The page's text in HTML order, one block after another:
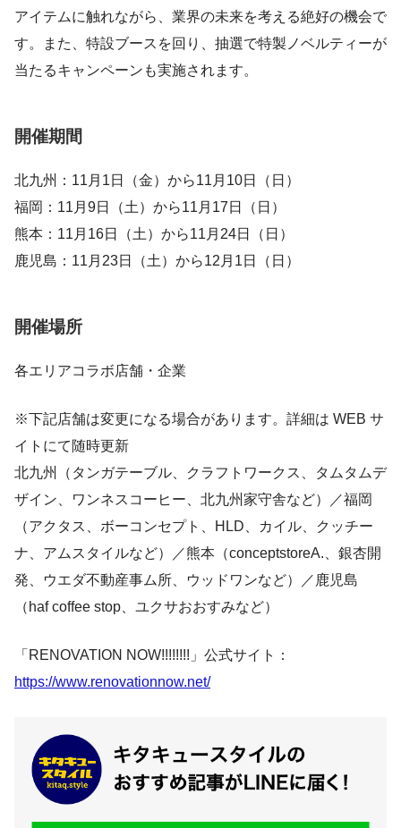
アイテムに触れながら、業界の未来を考える絶好の機会で
す。また、特設ブースを回り、抽選で特製ノベルティーが
当たるキャンペーンも実施されます。
開催期間
北九州：11月1日（金）から11月10日（日）
福岡：11月9日（土）から11月17日（日）
熊本：11月16日（土）から11月24日（日）
鹿児島：11月23日（土）から12月1日（日）
開催場所
各エリアコラボ店舗・企業
※下記店舗は変更になる場合があります。詳細は WEB サ
イトにて随時更新
北九州（タンガテーブル、クラフトワークス、タムタムデ
ザイン、ワンネスコーヒー、北九州家守舎など）／福岡
（アクタス、ボーコンセプト、HLD、カイル、クッチー
ナ、アムスタイルなど）／熊本（conceptstoreA.、銀杏開
発、ウエダ不動産事ム所、ウッドワンなど）／鹿児島
（haf coffee stop、ユクサおおすみなど）
「RENOVATION NOW!!!!!!!!」公式サイト：
https://www.renovationnow.net/